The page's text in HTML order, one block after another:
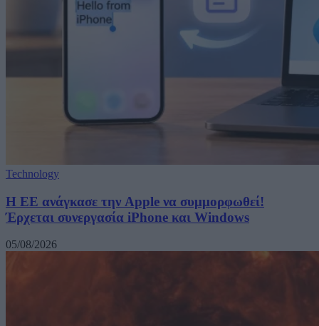
Technology
H ΕΕ ανάγκασε την Apple να συμμορφωθεί!
Έρχεται συνεργασία iPhone και Windows
05/08/2026